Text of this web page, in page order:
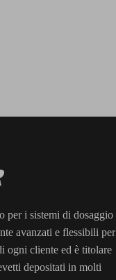
per i sistemi di dosaggio
avanzati e flessibili per
ogni cliente ed è titolare
depositati in molti